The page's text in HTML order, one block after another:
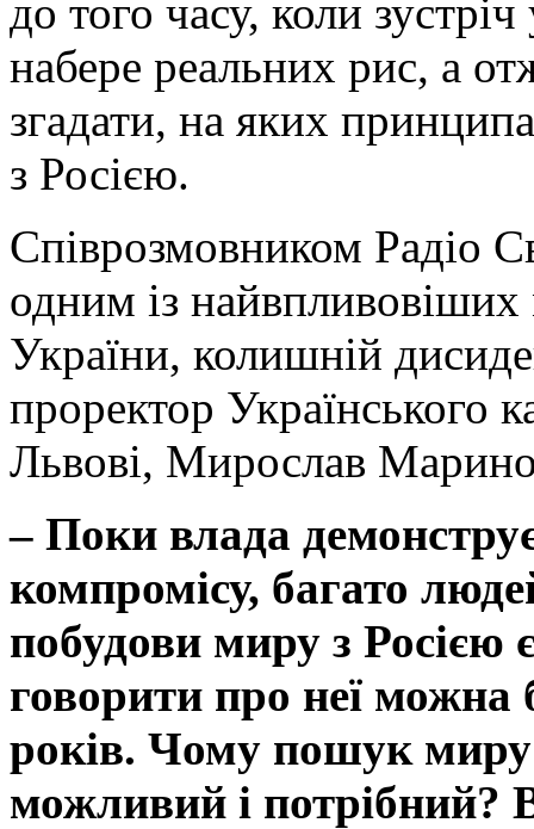
до того часу, коли
набере реальних рис, а
згадати, на яких
з Росією.
Співрозмовником Радіо
одним із найвпливовіших
України, колишній
проректор Українського
Львові, Мирослав
– Поки влада
компромісу, багато
побудови миру з Росією
говорити про неї можна
років. Чому пошук
можливий і потрібний?